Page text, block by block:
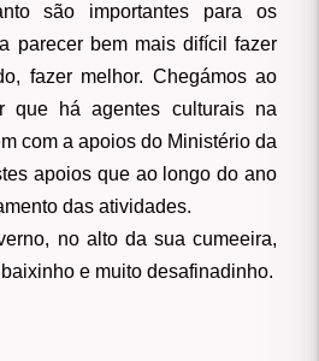
são importantes para os
parecer bem mais difícil fazer
fazer melhor. Chegámos ao
que há agentes culturais na
com a apoios do Ministério da
apoios que ao longo do ano
das atividades.
no alto da sua cumeeira,
e muito desafinadinho.